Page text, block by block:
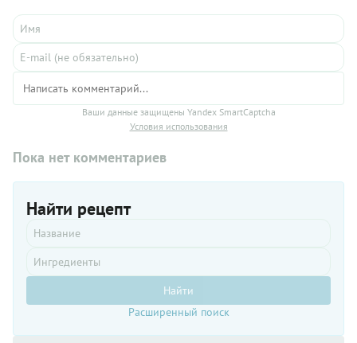
Ваши данные защищены Yandex SmartCaptcha
Условия использования
Пока нет комментариев
Найти рецепт
Найти
Расширенный поиск